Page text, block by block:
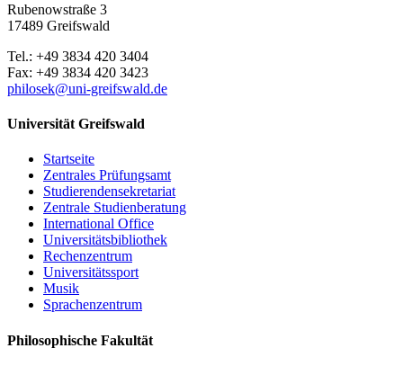
Rubenowstraße 3
17489 Greifswald
Tel.: +49 3834 420 3404
Fax: +49 3834 420 3423
philosek@uni-greifswald.de
Universität Greifswald
Startseite
Zentrales Prüfungsamt
Studierendensekretariat
Zentrale Studienberatung
International Office
Universitätsbibliothek
Rechenzentrum
Universitätssport
Musik
Sprachenzentrum
Philosophische Fakultät